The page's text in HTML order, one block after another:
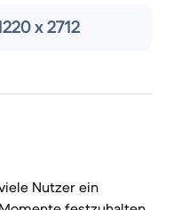
x 2712
Nutzer ein